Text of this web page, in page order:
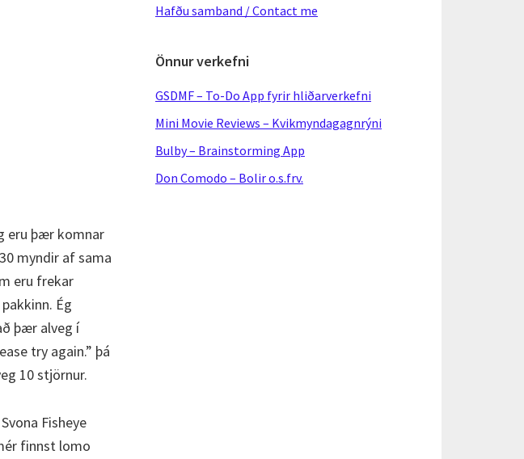
eru þær komnar
myndir af sama
eru frekar
Ég
þær alveg í
try again.” þá
10 stjörnur.
Fisheye
finnst lomo
Hafðu samband / Contact me
Önnur verkefni
GSDMF – To-Do App fyrir hliðarverkefni
Mini Movie Reviews – Kvikmyndagagnrýni
Bulby – Brainstorming App
Don Comodo – Bolir o.s.frv.